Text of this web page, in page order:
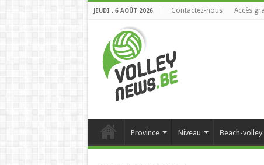
JEUDI , 6 AOÛT 2026 Contactez-nous Accès
Province Niveau Beach-volley